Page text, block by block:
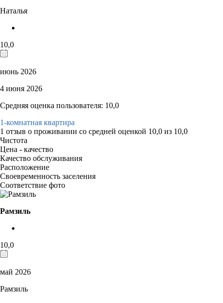
Наталья
10,0
июнь 2026
4 июня 2026
Средняя оценка пользователя: 10,0
1-комнатная квартира
1 отзыв о проживании со средней оценкой 10,0 из 10,0
Чистота
Цена - качество
Качество обслуживания
Расположение
Своевременность заселения
Соответствие фото
Рамзиль
10,0
май 2026
Рамзиль